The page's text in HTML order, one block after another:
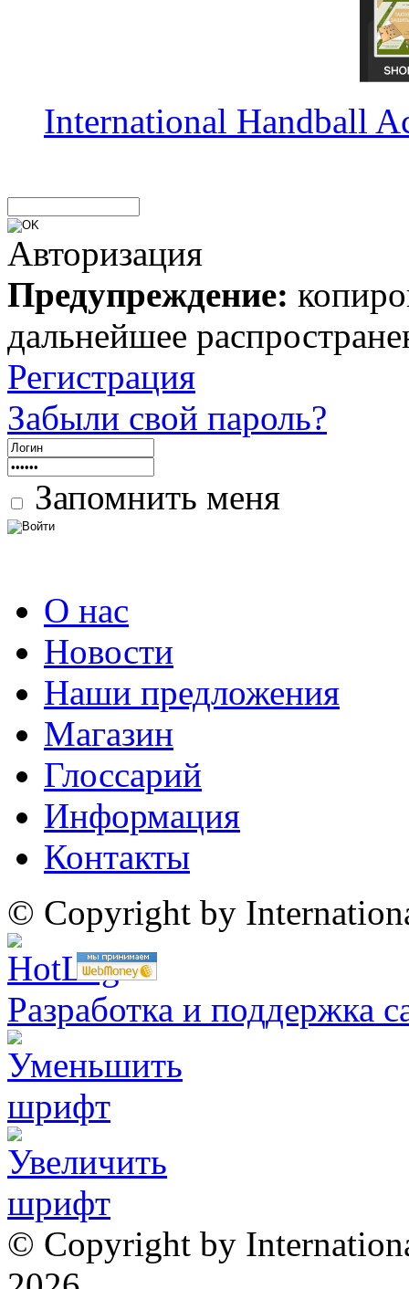
International Handball
Авторизация
Предупреждение:
дальнейшее
Регистрация
Забыли свой пароль?
Запомнить меня
О нас
Новости
Наши предложения
Магазин
Глоссарий
Информация
Контакты
© Copyright by
Разработка и поддержка
© Copyright by